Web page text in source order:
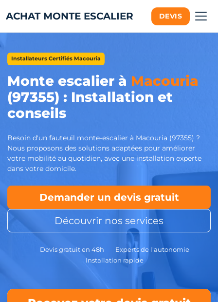
ACHAT MONTE ESCALIER DEVIS
Installateurs Certifiés Macouria
Monte escalier à Macouria
(97355) : Installation et
conseils
Besoin d'un fauteuil monte-escalier à Macouria (97355) ?
Nous proposons des solutions adaptées pour améliorer
votre mobilité au quotidien, avec une installation experte
dans votre domicile.
Demander un devis gratuit
Découvrir nos services
Devis gratuit en 48h
Experts de l'autonomie
Installation rapide